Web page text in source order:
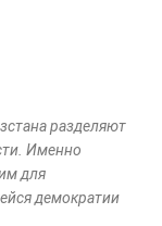
разделяют
Именно
для
демократии